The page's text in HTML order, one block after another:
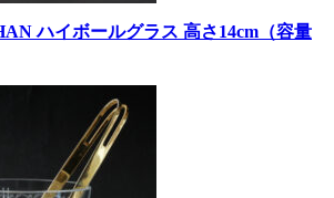
ハイボールグラス 高さ14cm（容量